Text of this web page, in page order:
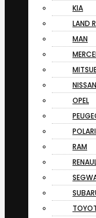
KIA
LAND
MAN
NISSAN
OPEL
RAM